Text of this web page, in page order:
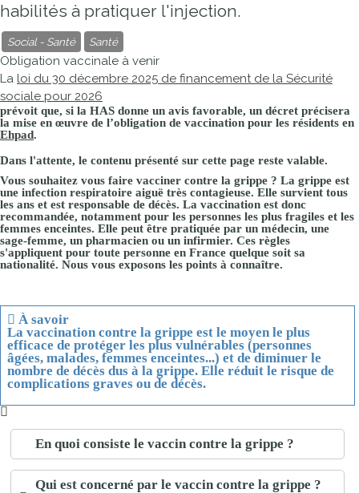
habilités à pratiquer l'injection.
Social - Santé Santé
Obligation vaccinale à venir
La loi du 30 décembre 2025 de financement de la Sécurité
sociale pour 2026
prévoit que, si la HAS donne un avis favorable, un décret précisera
la mise en œuvre de l’obligation de vaccination pour les résidents en
Ehpad.
Dans l'attente, le contenu présenté sur cette page reste valable.
Vous souhaitez vous faire vacciner contre la grippe ? La grippe est
une infection respiratoire aiguë très contagieuse. Elle survient tous
les ans et est responsable de décès. La vaccination est donc
recommandée, notamment pour les personnes les plus fragiles et les
femmes enceintes. Elle peut être pratiquée par un médecin, une
sage-femme, un pharmacien ou un infirmier. Ces règles
s'appliquent pour toute personne en France quelque soit sa
nationalité. Nous vous exposons les points à connaître.
À savoir
La vaccination contre la grippe est le moyen le plus
efficace de protéger les plus vulnérables (personnes
âgées, malades, femmes enceintes...) et de diminuer le
nombre de décès dus à la grippe. Elle réduit le risque de
complications graves ou de décès.
En quoi consiste le vaccin contre la grippe ?
Qui est concerné par le vaccin contre la grippe ?